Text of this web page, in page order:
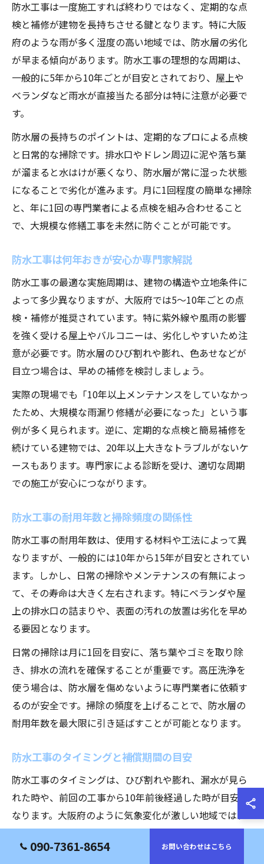
防水工事は一度施工すれば終わりではなく、定期的な点
検と補修が建物を長持ちさせる鍵となります。特に大阪
府のような雨が多く湿度の高い地域では、防水層の劣化
が早まる傾向があります。防水工事の理想的な周期は、
一般的に5年から10年ごとが目安とされており、屋上や
ベランダなど雨水が直接当たる部分は特に注意が必要で
す。
防水層の長持ちのポイントは、定期的なプロによる点検
と日常的な掃除です。排水口やドレン周辺に泥や落ち葉
が溜まると水はけが悪くなり、防水層が常に湿った状態
になることで劣化が進みます。月に1回程度の簡単な掃除
と、年に1回の専門業者による点検を組み合わせること
で、大規模な修繕工事を未然に防ぐことが可能です。
防水工事は何年おきが安心か専門家解説
防水工事の最適な実施周期は、建物の構造や立地条件に
よって多少異なりますが、大阪府では5〜10年ごとの点
検・補修が推奨されています。特に紫外線や風雨の影響
を強く受ける屋上やバルコニーは、劣化しやすいため注
意が必要です。防水層のひび割れや膨れ、色あせなどが
目立つ場合は、早めの補修を検討しましょう。
実際の現場でも「10年以上メンテナンスをしていなかっ
たため、大規模な雨漏り修繕が必要になった」という事
例が多く見られます。逆に、定期的な点検と簡易補修を
続けている建物では、20年以上大きなトラブルがないケ
ースもあります。専門家による診断を受け、適切な周期
での施工が安心につながります。
防水工事の耐用年数と掃除頻度の関係性
防水工事の耐用年数は、使用する材料や工法によって異
なりますが、一般的には10年から15年が目安とされてい
ます。しかし、日常の掃除やメンテナンスの有無によっ
て、その寿命は大きく左右されます。特にベランダや屋
上の排水口の詰まりや、表面の汚れの放置は劣化を早め
る要因となります。
日常の掃除は月に1回を目安に、落ち葉やゴミを取り除
き、排水の流れを確保することが重要です。高圧洗浄を
使う場合は、防水層を傷めないように専門業者に依頼す
るのが安全です。掃除の頻度を上げることで、防水層の
耐用年数を最大限に引き延ばすことが可能となります。
防水工事のタイミングと補償期間の目安
防水工事のタイミングは、ひび割れや膨れ、漏水が見ら
れた時や、前回の工事から10年前後経過した時が目安と
なります。大阪府のように気象変化が激しい地域では、
より早めの点検が安心です。工事の際には、業者ごとに
補償期間が設定されていることが多く、一般的には5年
090-7361-8654 お問い合わせはこちら